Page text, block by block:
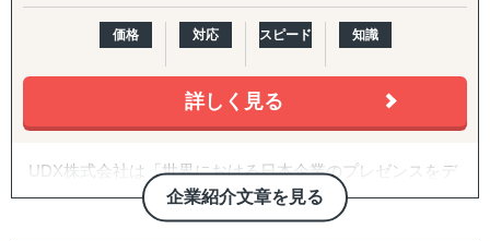
『セカイキョテン｜海外会社設立サポート』
↳ 現地法人・オフショア法人の設立、登記、銀行口座開設
までをワンストップで代行
『ビザスル｜海外ビザ取得サポート』
取得を現地連携でサポート
------------------------------------
価格 対応 スピード 知識
詳しく見る
企業紹介文章を見る
UDX株式会社は「世界における日本企業のプレゼンスをデ
ジタル・DXを通じて高める」をミッションとしている企業